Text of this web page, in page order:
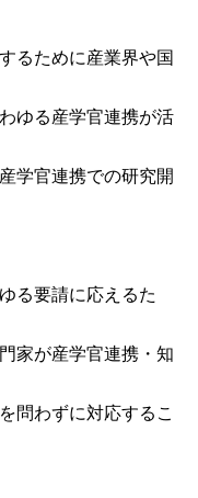
るために産業界や国
ゆる産学官連携が活
学官連携での研究開
る要請に応えるた
家が産学官連携・知
問わずに対応するこ